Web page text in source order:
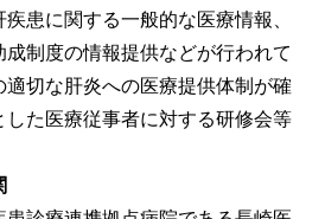
患に関する一般的な医療情報、
制度の情報提供などが行われて
切な肝炎への医療提供体制が確
た医療従事者に対する研修会等